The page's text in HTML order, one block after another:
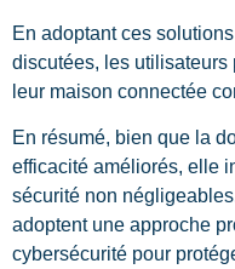
En adoptant ces
discutées, les utilisateurs
leur maison connectée
En résumé, bien que la
efficacité améliorés, elle
sécurité non
adoptent une approche
cybersécurité pour